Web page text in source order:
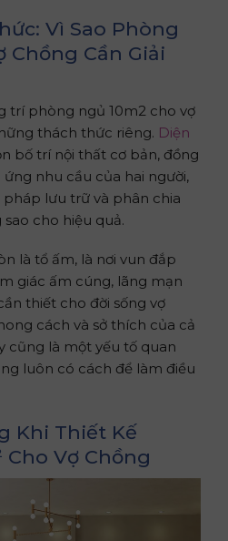
Vì Sao Phòng
Chồng Cần Giải
trí phòng ngủ 10m2 cho vợ
thách thức riêng. Diện
bố trí nội thất cơ bản, đồng
nhu cầu của hai người,
pháp lưu trữ và phân chia
cho hiệu quả.
là tổ ấm, là nơi vun đắp
giác ấm cúng, lãng mạn
thiết cho đời sống vợ
cách và sở thích của cả
cũng là một yếu tố quan
luôn có cách để làm điều
Khi Thiết Kế
Cho Vợ Chồng